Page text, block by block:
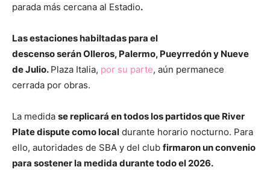
parada más cercana al Estadio.
Las estaciones habiltadas para el
descensoseránOlleros, Palermo, Pueyrredón y Nueve
de Julio. Plaza Italia, por su parte, aún permanece
cerrada por obras.
La medida se replicará en todos los partidos que River
Plate dispute como local durante horario nocturno. Para
ello, autoridades de SBA y del club firmaron un convenio
para sostener la medida durante todo el 2026.